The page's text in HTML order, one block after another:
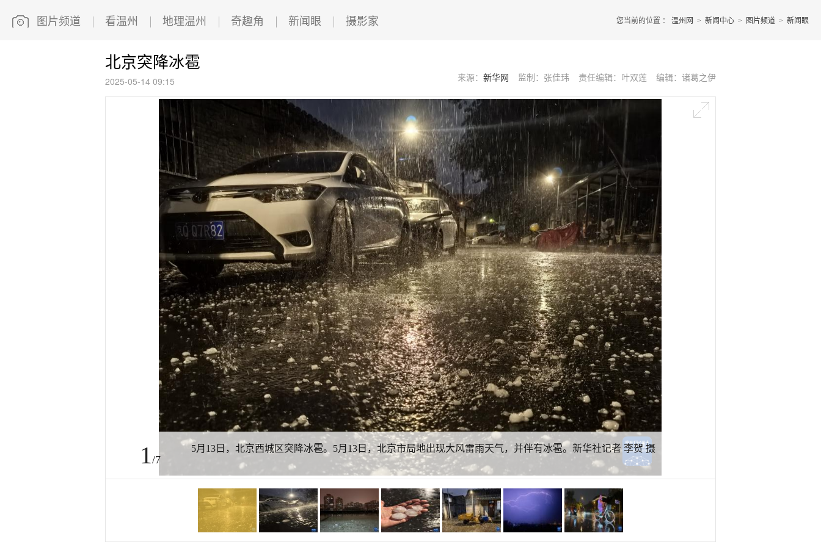
图片频道 看温州 地理温州 奇趣角 新闻眼 摄影家 您当前的位置 ： 温州网 > 新闻中心 > 图片频道 > 新闻眼
北京突降冰雹
2025-05-14 09:15 来源： 新华网 监制：张佳玮 责任编辑：叶双莲 编辑：诸葛之伊
1/7
5月13日，北京西城区突降冰雹。5月13日，北京市局地出现大风雷雨天气，并伴有冰雹。新华社记者 李贺 摄